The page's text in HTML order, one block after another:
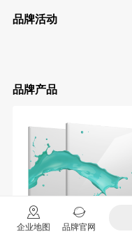
品牌活动
品牌产品
企业地图 品牌官网